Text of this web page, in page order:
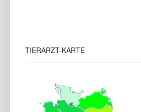
TIERARZT-KARTE